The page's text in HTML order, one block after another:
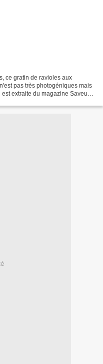
ce gratin de ravioles aux
pas très photogéniques mais
extraite du magazine Saveurs